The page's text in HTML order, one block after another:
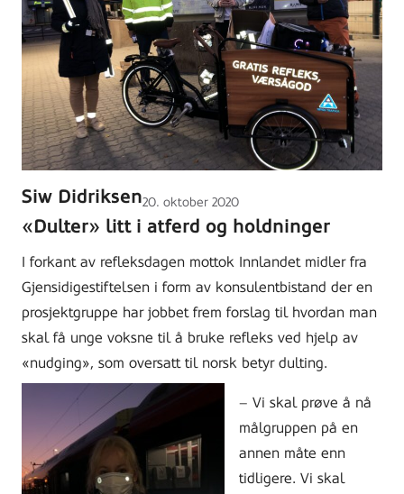
Siw DidriksenLagt
ut
20. oktober 2020
«Dulter» litt i atferd og holdninger
I forkant av refleksdagen mottok Innlandet midler fra
Gjensidigestiftelsen i form av konsulentbistand der en
prosjektgruppe har jobbet frem forslag til hvordan man
skal få unge voksne til å bruke refleks ved hjelp av
«nudging», som oversatt til norsk betyr dulting.
– Vi skal prøve å nå
målgruppen på en
annen måte enn
tidligere. Vi skal